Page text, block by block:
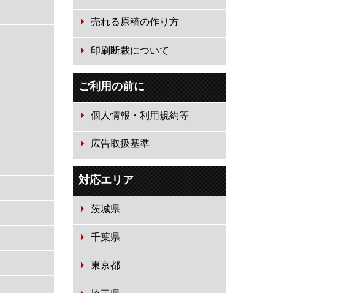
売れる原稿の作り方
印刷断裁について
ご利用の前に
個人情報・利用規約等
広告取扱基準
対応エリア
茨城県
千葉県
東京都